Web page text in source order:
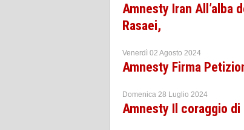
Amnesty Iran All’alba
Rasaei,
Venerdì 02 Agosto 2024
Amnesty Firma
Domenica 28 Luglio 2024
Amnesty Il coraggio di